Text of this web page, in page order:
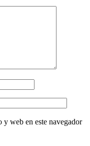
web en este navegador